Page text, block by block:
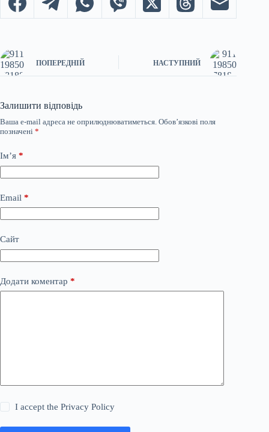
ПОПЕРЕДНІЙ НАСТУПНИЙ
Залишити відповідь
Ваша e-mail адреса не оприлюднюватиметься. Обов’язкові поля
позначені *
Ім’я *
Email *
Сайт
Додати коментар *
I accept thePrivacy Policy